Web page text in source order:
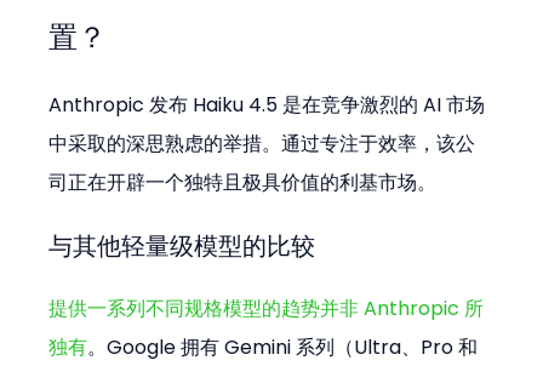
置？
Anthropic 发布 Haiku 4.5 是在竞争激烈的 AI 市场
中采取的深思熟虑的举措。通过专注于效率，该公
司正在开辟一个独特且极具价值的利基市场。
与其他轻量级模型的比较
提供一系列不同规格模型的趋势并非 Anthropic 所
独有。Google 拥有 Gemini 系列（Ultra、Pro 和